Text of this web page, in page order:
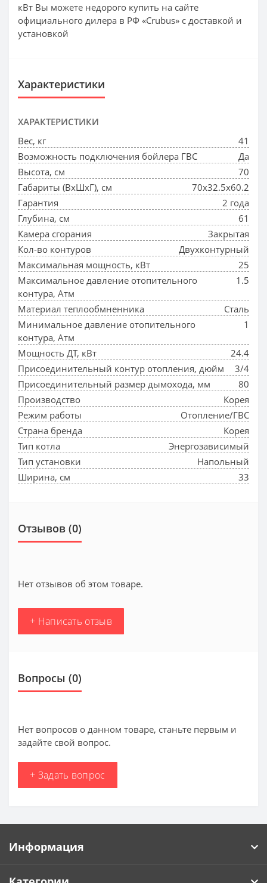
кВт Вы можете недорого купить на сайте
официального дилера в РФ «Crubus» с доставкой и
установкой
Характеристики
ХАРАКТЕРИСТИКИ
Вес, кг
41
Возможность подключения бойлера ГВС
Да
Высота, см
70
Габариты (ВхШхГ), см
70x32.5x60.2
Гарантия
2 года
Глубина, см
61
Камера сгорания
Закрытая
Кол-во контуров
Двухконтурный
Максимальная мощность, кВт
25
Максимальное давление отопительного
контура, Атм
1.5
Материал теплообмненника
Сталь
Минимальное давление отопительного
контура, Атм
1
Мощность ДТ, кВт
24.4
Присоединительный контур отопления, дюйм
3/4
Присоединительный размер дымохода, мм
80
Производство
Корея
Режим работы
Отопление/ГВС
Страна бренда
Корея
Тип котла
Энергозависимый
Тип установки
Напольный
Ширина, см
33
Отзывов (0)
Нет отзывов об этом товаре.
+ Написать отзыв
Вопросы (0)
Нет вопросов о данном товаре, станьте первым и
задайте свой вопрос.
+ Задать вопрос
Информация